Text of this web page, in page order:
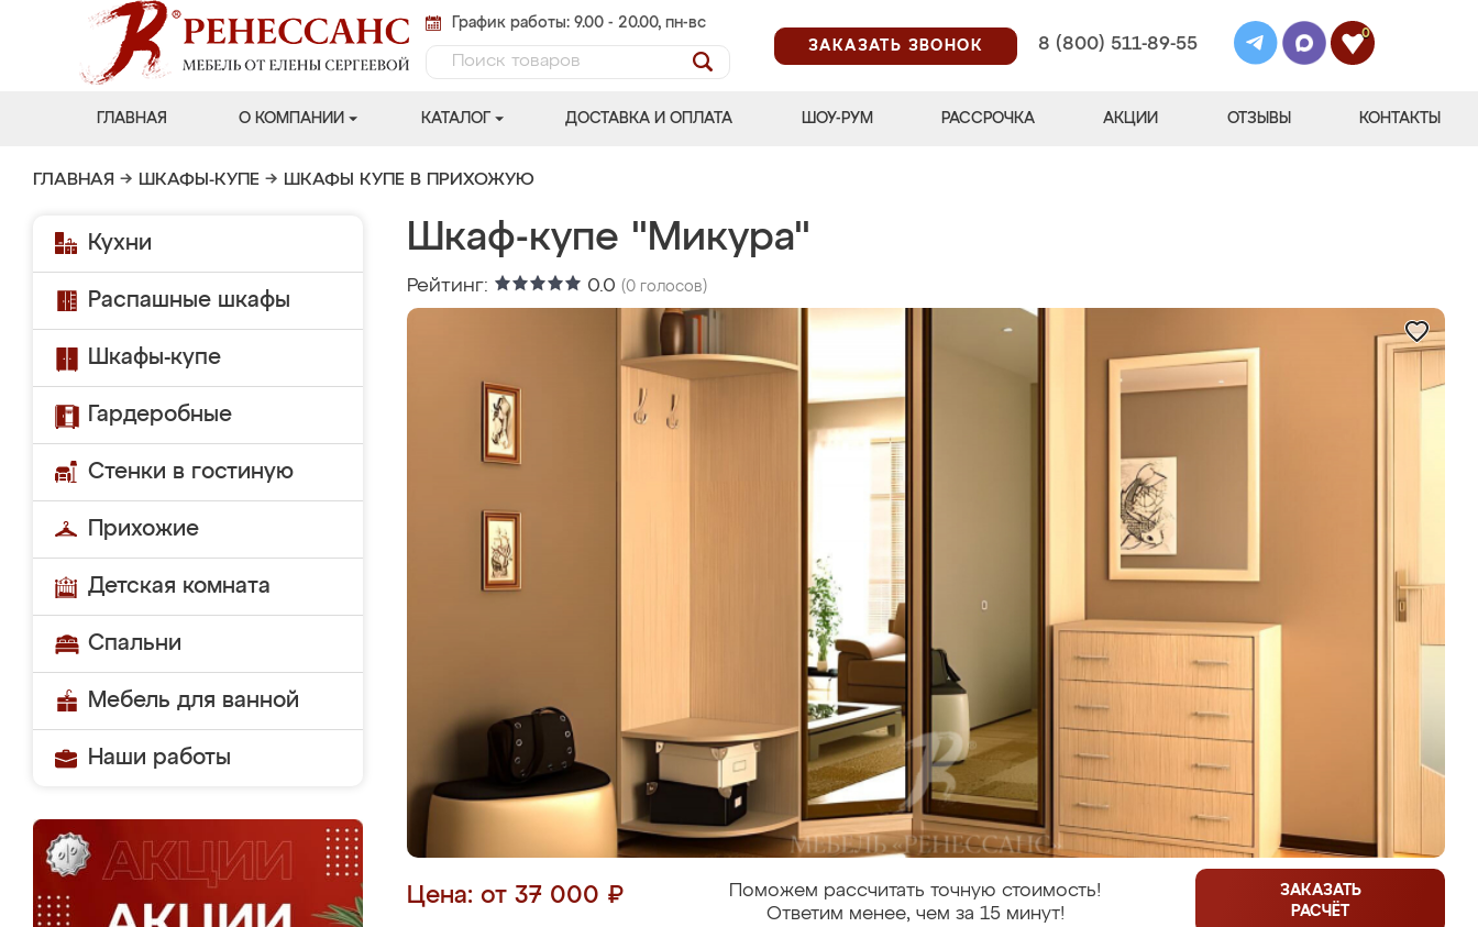
График работы: 9.00 - 20.00, пн-вс
ЗАКАЗАТЬ ЗВОНОК
8 (800) 511-89-55
0
ГЛАВНАЯ О КОМПАНИИ КАТАЛОГ ДОСТАВКА И ОПЛАТА ШОУ-РУМ РАССРОЧКА АКЦИИ ОТЗЫВЫ КОНТАКТЫ
ГЛАВНАЯ → ШКАФЫ-КУПЕ → ШКАФЫ КУПЕ В ПРИХОЖУЮ
Кухни
Распашные шкафы
Шкафы-купе
Гардеробные
Стенки в гостиную
Прихожие
Детская комната
Спальни
Мебель для ванной
Наши работы
Шкаф-купе "Микура"
Рейтинг: 0.0 (0 голосов)
Цена: от 37 000 ₽
Поможем рассчитать точную стоимость!
Ответим менее, чем за 15 минут!
ЗАКАЗАТЬ
РАСЧЁТ